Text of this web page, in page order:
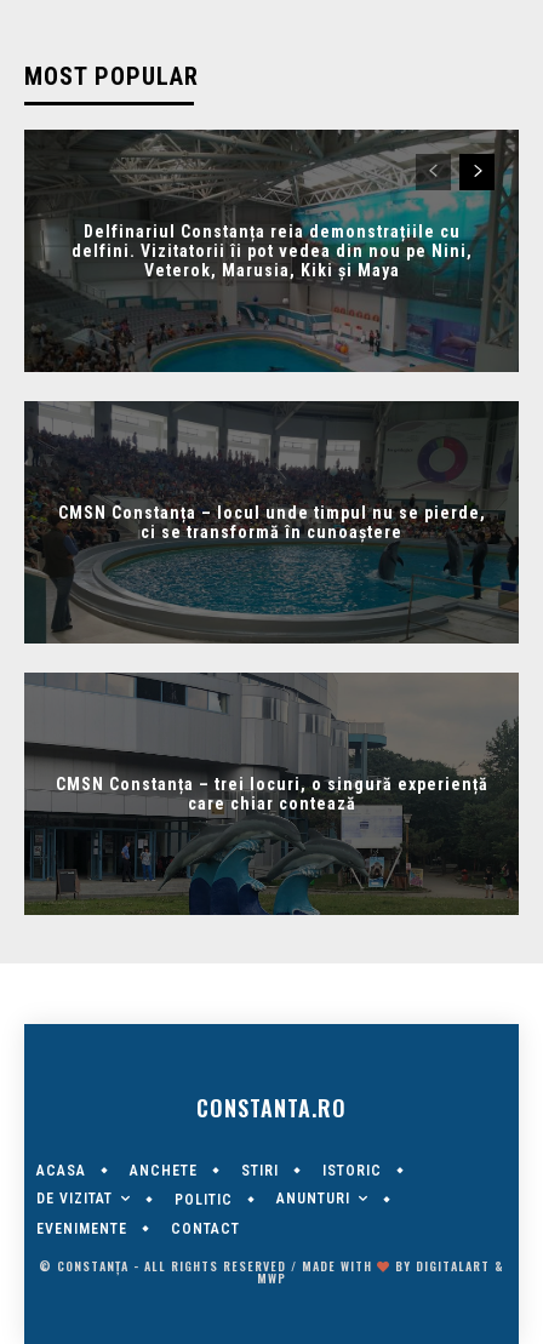
MOST POPULAR
Delfinariul Constanța reia demonstrațiile cu
delfini. Vizitatorii îi pot vedea din nou pe Nini,
Veterok, Marusia, Kiki și Maya
CMSN Constanța – locul unde timpul nu se pierde,
ci se transformă în cunoaștere
CMSN Constanța – trei locuri, o singură experiență
care chiar contează
CONSTANTA.RO
ACASA ANCHETE STIRI
ISTORIC
DE VIZITAT
POLITIC
ANUNTURI
EVENIMENTE
CONTACT
© CONSTANȚA - ALL RIGHTS RESERVED / MADE WITH BY DIGITALART &
MWP